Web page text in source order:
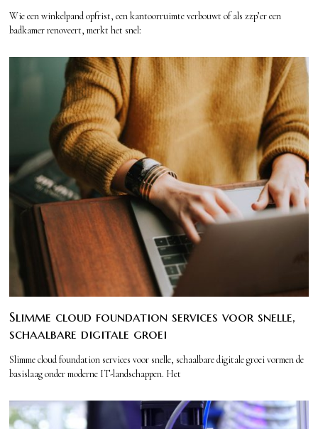
Wie een winkelpand opfrist, een kantoorruimte verbouwt of als zzp’er een
badkamer renoveert, merkt het snel:
Slimme cloud foundation services voor snelle,
schaalbare digitale groei
Slimme cloud foundation services voor snelle, schaalbare digitale groei vormen de
basislaag onder moderne IT-landschappen. Het